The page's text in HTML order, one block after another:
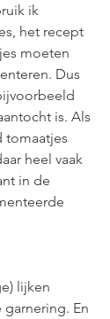
ik
het recept
moeten
Dus
is. Als
tomaatjes
heel vaak
in de
lijken
En